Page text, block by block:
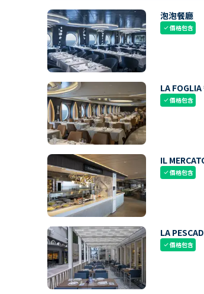
泡泡餐廳
check價格包含
LA
check價格包含
IL
check價格包含
LA
check價格包含